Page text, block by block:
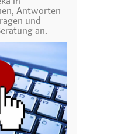
Antworten
und
an.